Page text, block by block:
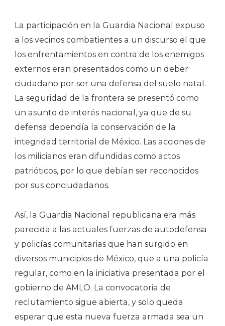
La participación en la Guardia Nacional expuso
a los vecinos combatientes a un discurso el que
los enfrentamientos en contra de los enemigos
externos eran presentados como un deber
ciudadano por ser una defensa del suelo natal.
La seguridad de la frontera se presentó como
un asunto de interés nacional, ya que de su
defensa dependía la conservación de la
integridad territorial de México. Las acciones de
los milicianos eran difundidas como actos
patrióticos, por lo que debían ser reconocidos
por sus conciudadanos.
Así, la Guardia Nacional republicana era más
parecida a las actuales fuerzas de autodefensa
y policías comunitarias que han surgido en
diversos municipios de México, que a una policía
regular, como en la iniciativa presentada por el
gobierno de AMLO. La convocatoria de
reclutamiento sigue abierta, y solo queda
esperar que esta nueva fuerza armada sea un